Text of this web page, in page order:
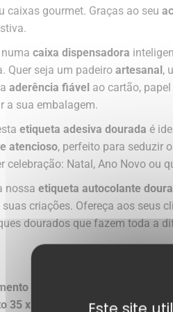
caixas gourmet. Graças ao seu
caixa dispensadora
Quer seja um padeiro artesanal,
aderência fiável ao cartão,
a sua embalagem.
etiqueta adesiva dourada é
atencioso, perfeito para seduzir
celebração: Natal, Ano Novo ou
nossa etiqueta autocolante
criações. Ofereça aos seus
dourados que fazem toda a
elegante em dourado
para
35 x 19 mm
ideal para todos os